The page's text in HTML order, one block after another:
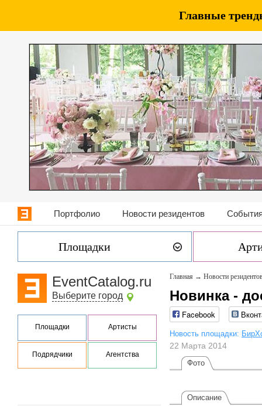
Главные
Портфолио Новости резидентов
Площадки
EventCatalog.ru
Выберите город
Площадки Артисты
Подрядчики Агентства
Главная → Новости
Новинка -
Facebook
Новость площадки:
22 Марта 2014
Фото
Описание